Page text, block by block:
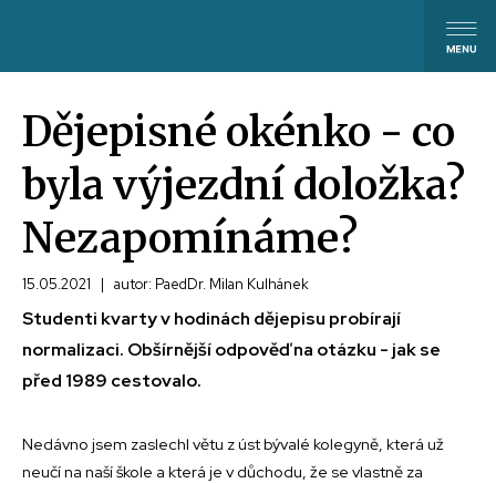
Dějepisné okénko - co
byla výjezdní doložka?
Nezapomínáme?
15.05.2021 | autor: PaedDr. Milan Kulhánek
Studenti kvarty v hodinách dějepisu probírají
normalizaci. Obšírnější odpověď na otázku - jak se
před 1989 cestovalo.
Nedávno jsem zaslechl větu z úst bývalé kolegyně, která už
neučí na naší škole a která je v důchodu, že se vlastně za